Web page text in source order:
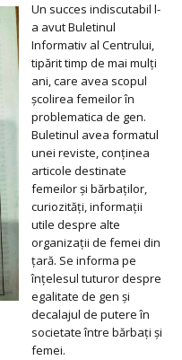
Un succes indiscutabil l-
a avut Buletinul
Informativ al Centrului,
tipărit timp de mai mulți
ani, care avea scopul
școlirea femeilor în
problematica de gen.
Buletinul avea formatul
unei reviste, conținea
articole destinate
femeilor și bărbaților,
curiozități, informații
utile despre alte
organizații de femei din
țară. Se informa pe
înțelesul tuturor despre
egalitate de gen și
decalajul de putere în
societate între bărbați și
femei.